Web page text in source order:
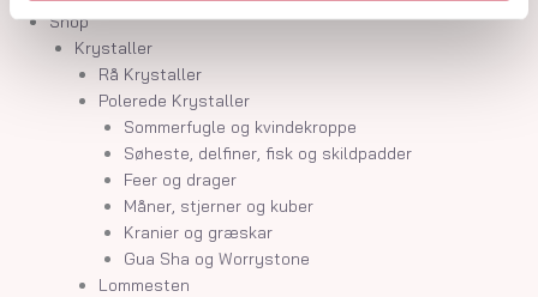
Shop
Krystaller
Rå Krystaller
Polerede Krystaller
Sommerfugle og kvindekroppe
Søheste, delfiner, fisk og skildpadder
Feer og drager
Måner, stjerner og kuber
Kranier og græskar
Gua Sha og Worrystone
Lommesten